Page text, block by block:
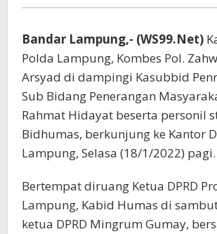
Bandar Lampung,- (WS99.Net)
Polda Lampung, Kombes Pol.
Arsyad di dampingi Kasubbid
Sub Bidang Penerangan
Rahmat Hidayat beserta personil
Bidhumas, berkunjung ke Kantor
Lampung, Selasa (18/1/2022) pagi.
Bertempat diruang Ketua DPRD
Lampung, Kabid Humas di
ketua DPRD Mingrum Gumay,